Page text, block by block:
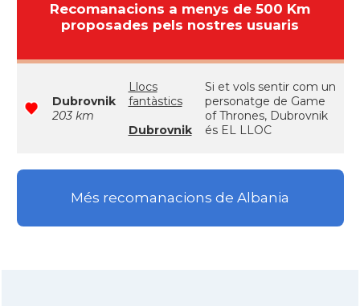
Recomanacions a menys de 500 Km
proposades pels nostres usuaris
Dubrovnik
203 km
Llocs
fantàstics
Dubrovnik
Si et vols sentir com un
personatge de Game
of Thrones, Dubrovnik
és EL LLOC
Més recomanacions de Albania